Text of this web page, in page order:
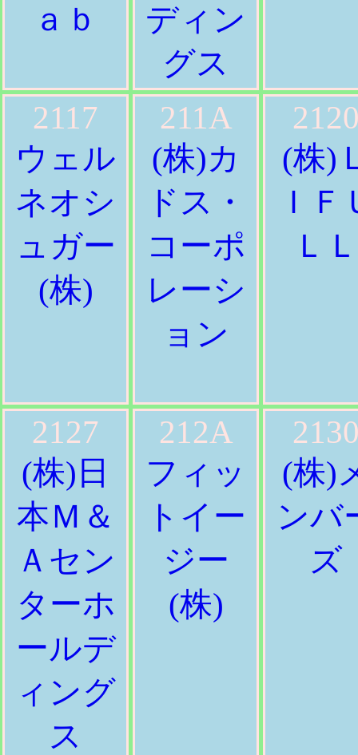
ａｂ
ディン
グス
2117
ウェル
ネオシ
ュガー
(株)
211A
(株)カ
ドス・
コーポ
レーシ
ョン
(株)
ＩＦ
Ｌ
2127
(株)日
本Ｍ＆
Ａセン
ターホ
ールデ
ィング
ス
212A
フィッ
トイー
ジー
(株)
(株)
ンバ
ズ